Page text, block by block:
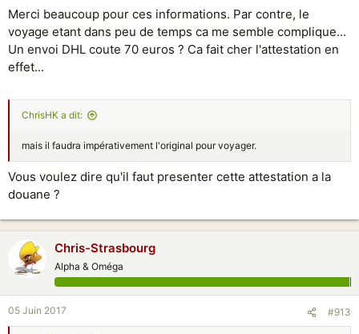
Merci beaucoup pour ces informations. Par contre, le
voyage etant dans peu de temps ca me semble complique...
Un envoi DHL coute 70 euros ? Ca fait cher l'attestation en
effet...
ChrisHK a dit:
mais il faudra impérativement l'original pour voyager.
Vous voulez dire qu'il faut presenter cette attestation a la
douane ?
Chris-Strasbourg
Alpha & Oméga
05 Juin 2017 #913